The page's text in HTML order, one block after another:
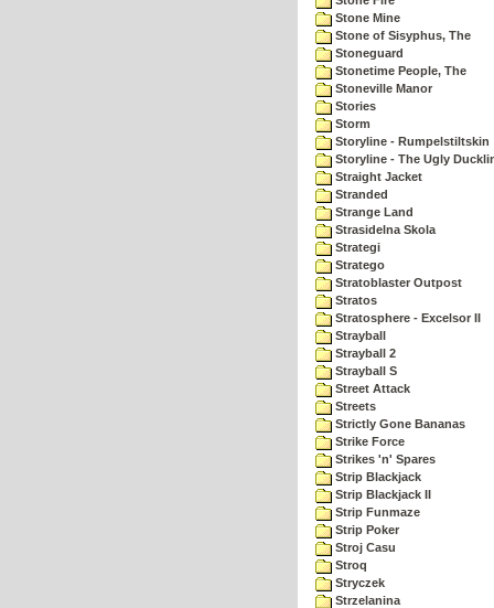
Stone Mine
Stone of Sisyphus, The
Stoneguard
Stonetime People, The
Stoneville Manor
Stories
Storm
Storyline - Rumpelstiltskin
Storyline - The Ugly
Straight Jacket
Stranded
Strange Land
Strasidelna Skola
Strategi
Stratego
Stratoblaster Outpost
Stratos
Stratosphere - Excelsor II
Strayball
Strayball 2
Strayball S
Street Attack
Streets
Strictly Gone Bananas
Strike Force
Strikes 'n' Spares
Strip Blackjack
Strip Blackjack II
Strip Funmaze
Strip Poker
Stroj Casu
Stroq
Stryczek
Strzelanina